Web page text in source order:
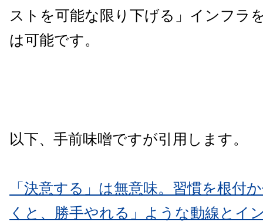
ストを可能な限り下げる」インフラ
は可能です。
以下、手前味噌ですが引用します。
「決意する」は無意味。習慣を根付
くと、勝手やれる」ような動線とイ